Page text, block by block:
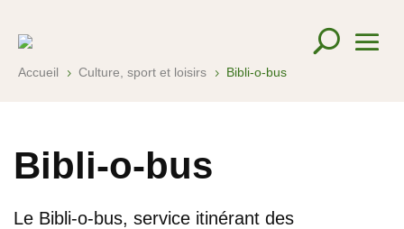
Accueil 5 Culture, sport et loisirs 5 Bibli-o-bus
Bibli-o-bus
Le Bibli-o-bus, service itinérant des